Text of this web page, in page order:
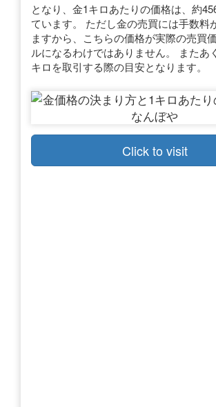
となり、金1キロあたりの価格は、約
ています。 ただし金の売買には手数料
ますから、こちらの価格が実際の売買
ルになるわけではありません。 またあ
キロを取引する際の目安となります。
Click to visit